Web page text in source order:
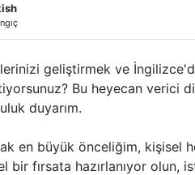
geliştirmek ve
Bu heyecan verici
duyarım.
en büyük önceliğim, kişisel
bir fırsata hazırlanıyor olun,